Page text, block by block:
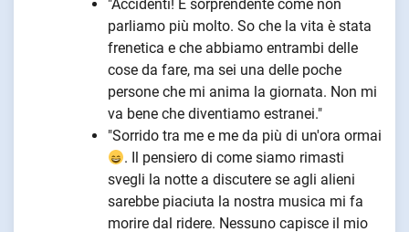
"Accidenti! È sorprendente come non
parliamo più molto. So che la vita è stata
frenetica e che abbiamo entrambi delle
cose da fare, ma sei una delle poche
persone che mi anima la giornata. Non mi
va bene che diventiamo estranei."
"Sorrido tra me e me da più di un'ora ormai
. Il pensiero di come siamo rimasti
svegli la notte a discutere se agli alieni
sarebbe piaciuta la nostra musica mi fa
morire dal ridere. Nessuno capisce il mio